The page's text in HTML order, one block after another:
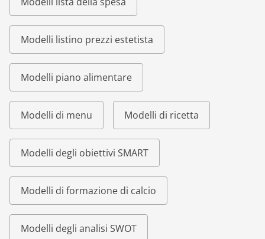
Modelli listino prezzi estetista
Modelli piano alimentare
Modelli di menu Modelli di ricetta
Modelli degli obiettivi SMART
Modelli di formazione di calcio
Modelli degli analisi SWOT